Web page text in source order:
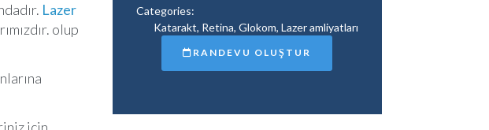
Lazer
olup
Categories:
Katarakt, Retina, Glokom, Lazer amliyatları
RANDEVU OLUŞTUR